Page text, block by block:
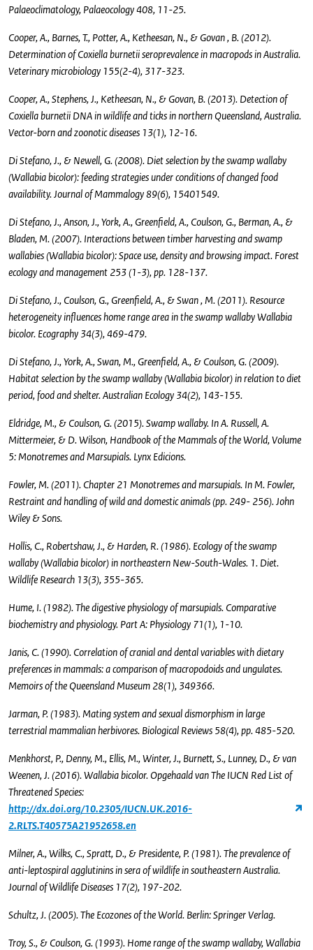
Palaeoclimatology, Palaeocology 408, 11-25.
Cooper, A., Barnes, T., Potter, A., Ketheesan, N., & Govan , B. (2012).
Determination of Coxiella burnetii seroprevalence in macropods in Australia.
Veterinary microbiology 155(2-4), 317-323.
Cooper, A., Stephens, J., Ketheesan, N., & Govan, B. (2013). Detection of
Coxiella burnetii DNA in wildlife and ticks in northern Queensland, Australia.
Vector-born and zoonotic diseases 13(1), 12-16.
Di Stefano, J., & Newell, G. (2008). Diet selection by the swamp wallaby
(Wallabia bicolor): feeding strategies under conditions of changed food
availability. Journal of Mammalogy 89(6), 15401549.
Di Stefano, J., Anson, J., York, A., Greenfield, A., Coulson, G., Berman, A., &
Bladen, M. (2007). Interactions between timber harvesting and swamp
wallabies (Wallabia bicolor): Space use, density and browsing impact. Forest
ecology and management 253 (1-3), pp. 128-137.
Di Stefano, J., Coulson, G., Greenfield, A., & Swan , M. (2011). Resource
heterogeneity influences home range area in the swamp wallaby Wallabia
bicolor. Ecography 34(3), 469-479.
Di Stefano, J., York, A., Swan, M., Greenfield, A., & Coulson, G. (2009).
Habitat selection by the swamp wallaby (Wallabia bicolor) in relation to diet
period, food and shelter. Australian Ecology 34(2), 143-155.
Eldridge, M., & Coulson, G. (2015). Swamp wallaby. In A. Russell, A.
Mittermeier, & D. Wilson, Handbook of the Mammals of the World, Volume
5: Monotremes and Marsupials. Lynx Edicions.
Fowler, M. (2011). Chapter 21 Monotremes and marsupials. In M. Fowler,
Restraint and handling of wild and domestic animals (pp. 249- 256). John
Wiley & Sons.
Hollis, C., Robertshaw, J., & Harden, R. (1986). Ecology of the swamp
wallaby (Wallabia bicolor) in northeastern New-South-Wales. 1. Diet.
Wildlife Research 13(3), 355-365.
Hume, I. (1982). The digestive physiology of marsupials. Comparative
biochemistry and physiology. Part A: Physiology 71(1), 1-10.
Janis, C. (1990). Correlation of cranial and dental variables with dietary
preferences in mammals: a comparison of macropodoids and ungulates.
Memoirs of the Queensland Museum 28(1), 349366.
Jarman, P. (1983). Mating system and sexual dismorphism in large
terrestrial mammalian herbivores. Biological Reviews 58(4), pp. 485-520.
Menkhorst, P., Denny, M., Ellis, M., Winter, J., Burnett, S., Lunney, D., & van
Weenen, J. (2016). Wallabia bicolor. Opgehaald van The IUCN Red List of
Threatened Species:
http://dx.doi.org/10.2305/IUCN.UK.2016-
2.RLTS.T40575A21952658.en
Milner, A., Wilks, C., Spratt, D., & Presidente, P. (1981). The prevalence of
anti-leptospiral agglutinins in sera of wildlife in southeastern Australia.
Journal of Wildlife Diseases 17(2), 197-202.
Schultz, J. (2005). The Ecozones of the World. Berlin: Springer Verlag.
Troy, S., & Coulson, G. (1993). Home range of the swamp wallaby, Wallabia